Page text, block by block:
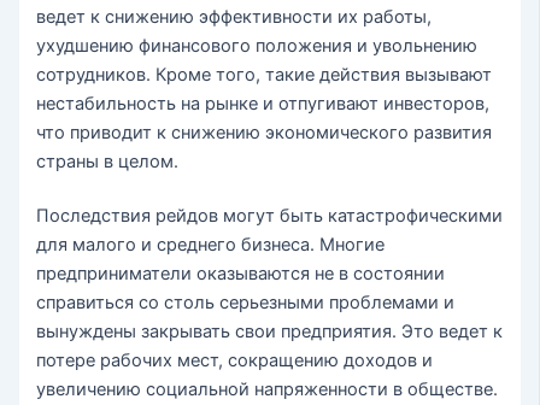
ведет к снижению эффективности их работы,
ухудшению финансового положения и увольнению
сотрудников. Кроме того, такие действия вызывают
нестабильность на рынке и отпугивают инвесторов,
что приводит к снижению экономического развития
страны в целом.
Последствия рейдов могут быть катастрофическими
для малого и среднего бизнеса. Многие
предприниматели оказываются не в состоянии
справиться со столь серьезными проблемами и
вынуждены закрывать свои предприятия. Это ведет к
потере рабочих мест, сокращению доходов и
увеличению социальной напряженности в обществе.